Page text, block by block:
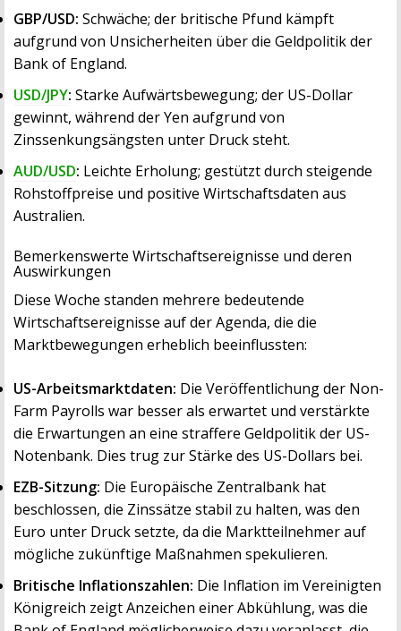
GBP/USD: Schwäche; der britische Pfund kämpft
aufgrund von Unsicherheiten über die Geldpolitik der
Bank of England.
USD/JPY: Starke Aufwärtsbewegung; der US-Dollar
gewinnt, während der Yen aufgrund von
Zinssenkungsängsten unter Druck steht.
AUD/USD: Leichte Erholung; gestützt durch steigende
Rohstoffpreise und positive Wirtschaftsdaten aus
Australien.
Bemerkenswerte Wirtschaftsereignisse und deren
Auswirkungen
Diese Woche standen mehrere bedeutende
Wirtschaftsereignisse auf der Agenda, die die
Marktbewegungen erheblich beeinflussten:
US-Arbeitsmarktdaten: Die Veröffentlichung der Non-
Farm Payrolls war besser als erwartet und verstärkte
die Erwartungen an eine straffere Geldpolitik der US-
Notenbank. Dies trug zur Stärke des US-Dollars bei.
EZB-Sitzung: Die Europäische Zentralbank hat
beschlossen, die Zinssätze stabil zu halten, was den
Euro unter Druck setzte, da die Marktteilnehmer auf
mögliche zukünftige Maßnahmen spekulieren.
Britische Inflationszahlen: Die Inflation im Vereinigten
Königreich zeigt Anzeichen einer Abkühlung, was die